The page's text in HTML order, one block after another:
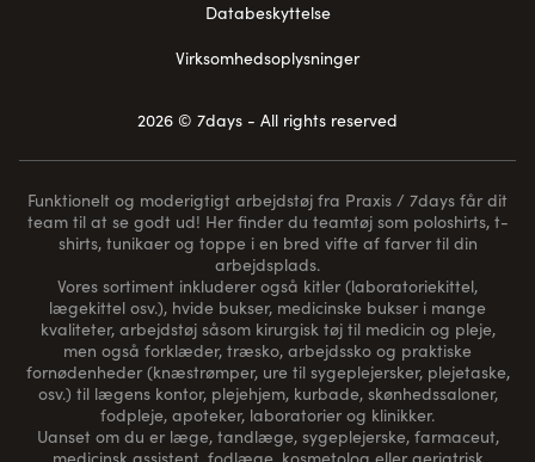
Databeskyttelse
Virksomhedsoplysninger
2026 © 7days - All rights reserved
Funktionelt og moderigtigt arbejdstøj fra Praxis / 7days får dit
team til at se godt ud! Her finder du teamtøj som poloshirts, t-
shirts, tunikaer og toppe i en bred vifte af farver til din
arbejdsplads.
Vores sortiment inkluderer også kitler (laboratoriekittel,
lægekittel osv.), hvide bukser, medicinske bukser i mange
kvaliteter, arbejdstøj såsom kirurgisk tøj til medicin og pleje,
men også forklæder, træsko, arbejdssko og praktiske
fornødenheder (knæstrømper, ure til sygeplejersker, plejetaske,
osv.) til lægens kontor, plejehjem, kurbade, skønhedssaloner,
fodpleje, apoteker, laboratorier og klinikker.
Uanset om du er læge, tandlæge, sygeplejerske, farmaceut,